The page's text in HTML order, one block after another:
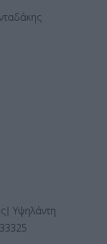
Υψηλάντη